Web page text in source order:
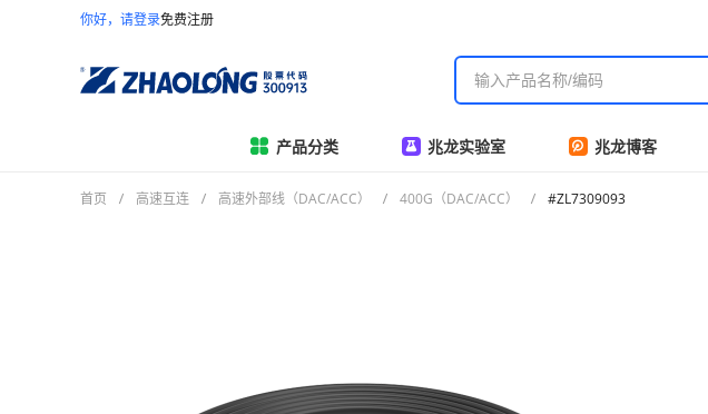
你好，请登录免费注册
产品分类 兆龙实验室 兆龙博客
首页 高速互连 高速外部线（DAC/ACC） 400G（DAC/ACC） #ZL7309093